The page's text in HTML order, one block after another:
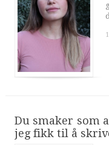
Du smaker som
jeg fikk til å